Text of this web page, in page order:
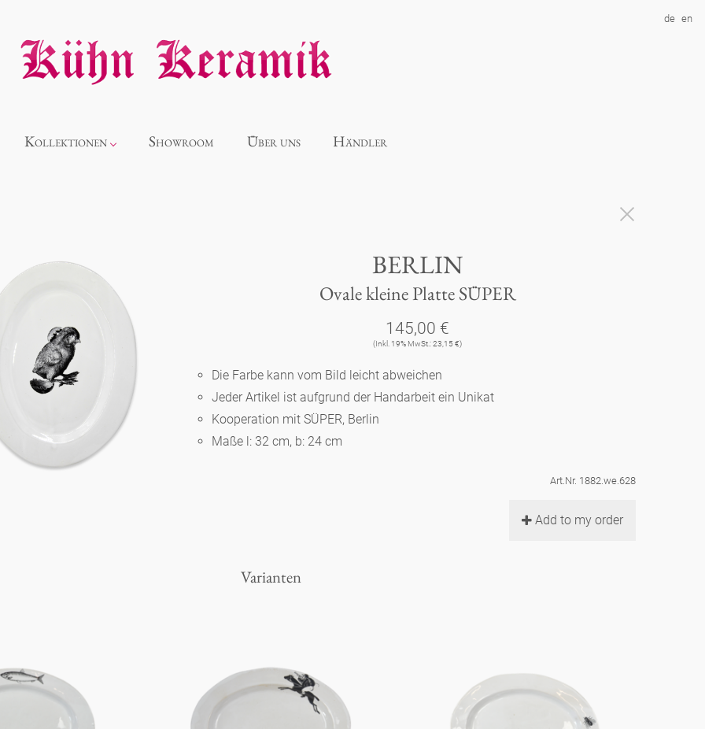
de en
Kollektionen
Souvenir
Slumberland
Unpraktisch
Figuren
Showroom Über uns Händler
BERLIN
Ovale kleine Platte SÜPER
145,00 €
(Inkl. 19% MwSt.: 23,15 €)
Die Farbe kann vom Bild leicht abweichen
Jeder Artikel ist aufgrund der Handarbeit ein Unikat
Kooperation mit SÜPER, Berlin
Maße l: 32 cm, b: 24 cm
Art.Nr. 1882.we.628
Add to my order
Varianten